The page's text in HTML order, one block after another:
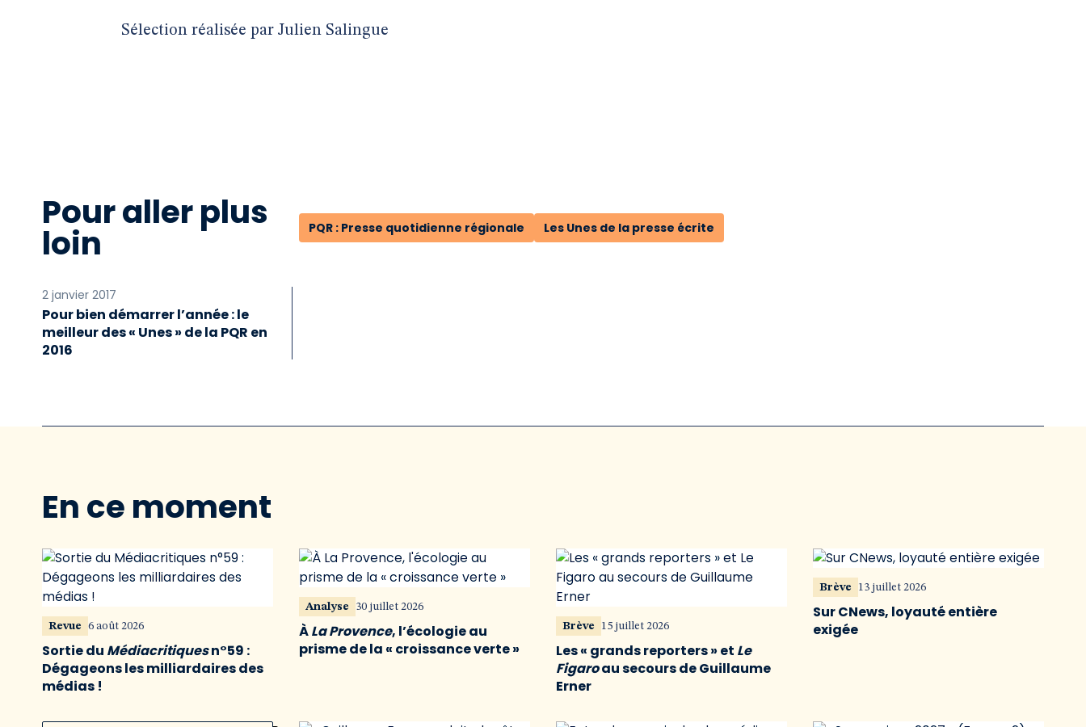
Sélection réalisée par Julien Salingue
Pour aller plus
loin PQR : Presse quotidienne régionale Les Unes de la presse écrite
2 janvier 2017
Pour bien démarrer l’année : le
meilleur des « Unes » de la PQR en
2016
En ce moment
Revue 6 août 2026
Sortie du Médiacritiquesn°59 :
Dégageons les milliardaires des
médias !
Analyse 30 juillet 2026
ÀLa Provence, l’écologie au
prisme de la « croissance verte »
Brève 15 juillet 2026
Les « grands reporters » et Le
Figaroau secours de Guillaume
Erner
Brève 13 juillet 2026
Sur CNews, loyauté entière
exigée